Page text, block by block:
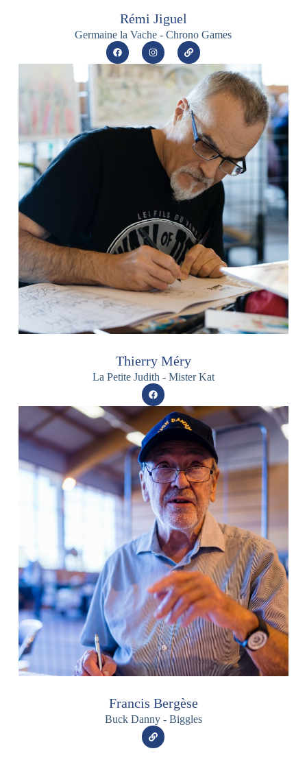
Rémi Jiguel
Germaine la Vache - Chrono Games
Thierry Méry
La Petite Judith - Mister Kat
Francis Bergèse
Buck Danny - Biggles